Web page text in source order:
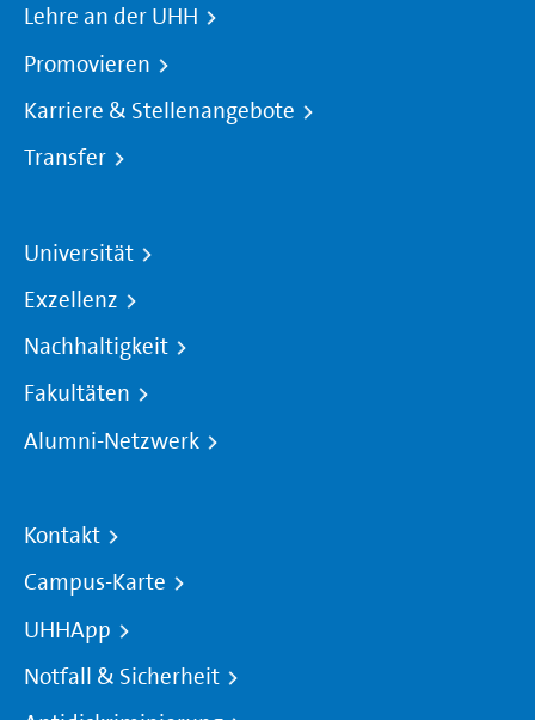
Lehre an der UHH
Promovieren
Karriere & Stellenangebote
Transfer
Universität
Exzellenz
Nachhaltigkeit
Fakultäten
Alumni-Netzwerk
Kontakt
Campus-Karte
UHHApp
Notfall & Sicherheit